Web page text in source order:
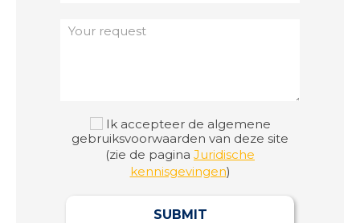
Ik accepteer de algemene
gebruiksvoorwaarden van deze site
(zie de pagina Juridische
kennisgevingen)
SUBMIT